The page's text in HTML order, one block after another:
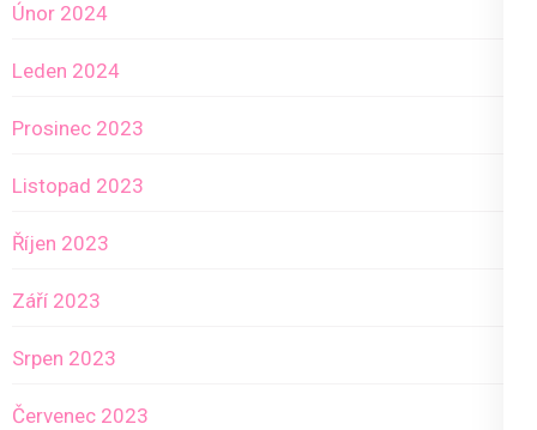
Únor 2024
Leden 2024
Prosinec 2023
Listopad 2023
Říjen 2023
Září 2023
Srpen 2023
Červenec 2023